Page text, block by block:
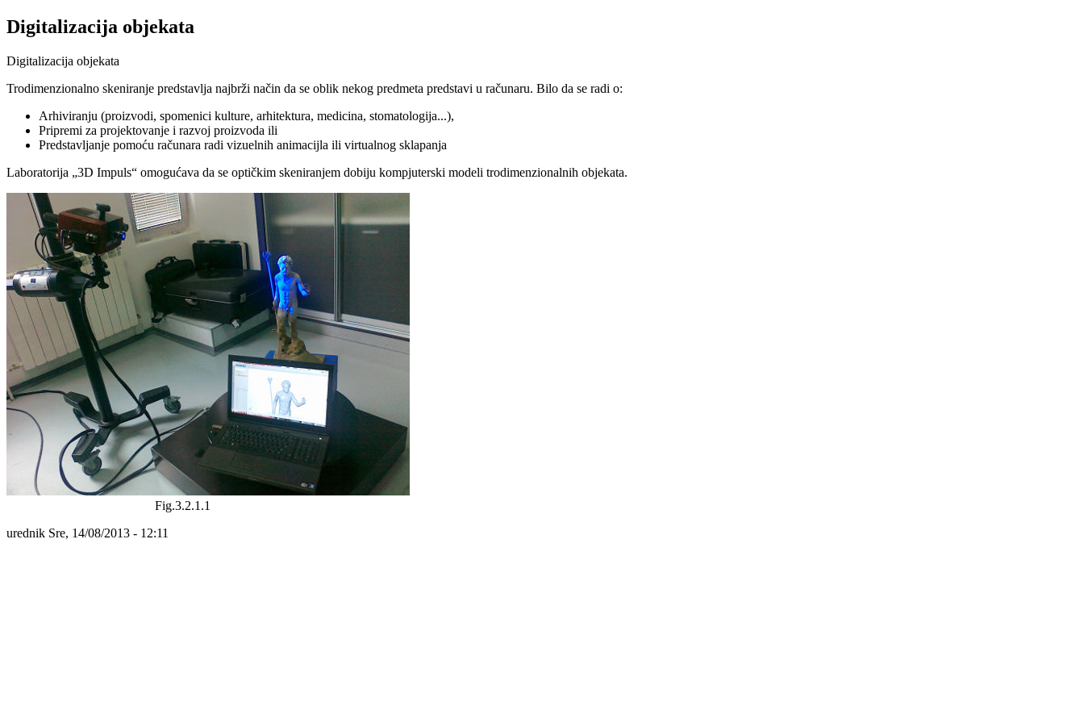
Digitalizacija objekata
Digitalizacija objekata
Trodimenzionalno skeniranje predstavlja najbrži način da se oblik nekog predmeta predstavi u računaru. Bilo da se radi o:
Arhiviranju (proizvodi, spomenici kulture, arhitektura, medicina, stomatologija...),
Pripremi za projektovanje i razvoj proizvoda ili
Predstavljanje pomoću računara radi vizuelnih animacijla ili virtualnog sklapanja
Laboratorija „3D Impuls“ omogućava da se optičkim skeniranjem dobiju kompjuterski modeli trodimenzionalnih objekata.
Fig.3.2.1.1
urednik Sre, 14/08/2013 - 12:11